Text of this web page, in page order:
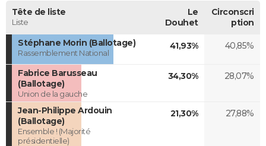
Tête de liste
Liste
Le
Douhet
Circonscri
ption
Stéphane Morin (Ballotage)
Rassemblement National
41,93% 40,85%
Fabrice Barusseau
(Ballotage)
Union de la gauche
34,30% 28,07%
Jean-Philippe Ardouin
(Ballotage)
Ensemble ! (Majorité
présidentielle)
21,30% 27,88%